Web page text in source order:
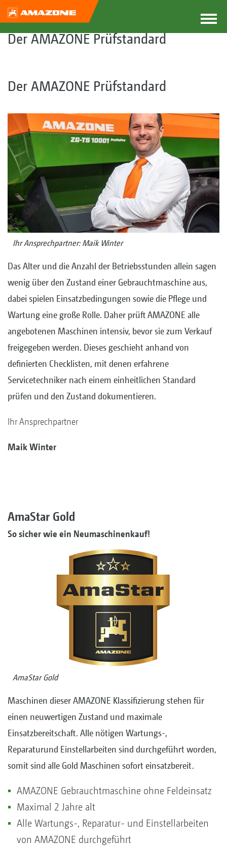
Der AMAZONE Prüfstandard
Der AMAZONE Prüfstandard
Ihr Ansprechpartner: Maik Winter
Das Alter und die Anzahl der Betriebsstunden allein sagen
wenig über den Zustand einer Gebrauchtmaschine aus,
dabei spielen Einsatzbedingungen sowie die Pflege und
Wartung eine große Rolle. Daher prüft AMAZONE alle
angebotenen Maschinen intensiv, bevor sie zum Verkauf
freigegeben werden. Dieses geschieht anhand von
definierten Checklisten, mit denen erfahrene
Servicetechniker nach einem einheitlichen Standard
prüfen und den Zustand dokumentieren.
Ihr Ansprechpartner
Maik Winter
AmaStar Gold
So sicher wie ein Neumaschinenkauf!
AmaStar Gold
Maschinen dieser AMAZONE Klassifizierung stehen für
einen neuwertigen Zustand und maximale
Einsatzbereitschaft. Alle nötigen Wartungs-,
Reparaturund Einstellarbeiten sind durchgeführt worden,
somit sind alle Gold Maschinen sofort einsatzbereit.
AMAZONE Gebrauchtmaschine ohne Feldeinsatz
Maximal 2 Jahre alt
Alle Wartungs-, Reparatur- und Einstellarbeiten
von AMAZONE durchgeführt